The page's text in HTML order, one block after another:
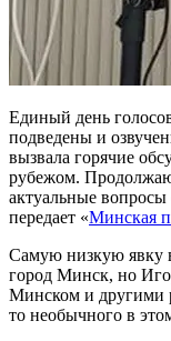
Единый день
подведены и
вызвала горячие
рубежом.
актуальные
передает «Минская
Самую низкую явку
город Минск, но
Минском и другими
то необычного в